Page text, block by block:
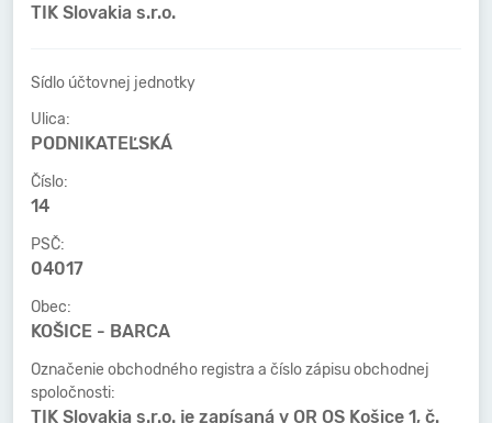
TIK Slovakia s.r.o.
Sídlo účtovnej jednotky
Ulica:
PODNIKATEĽSKÁ
Číslo:
14
PSČ:
04017
Obec:
KOŠICE - BARCA
Označenie obchodného registra a číslo zápisu obchodnej
spoločnosti:
TIK Slovakia s.r.o. je zapísaná v OR OS Košice 1, č.